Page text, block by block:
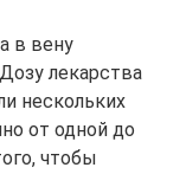
в вену
лекарства
нескольких
от одной до
чтобы